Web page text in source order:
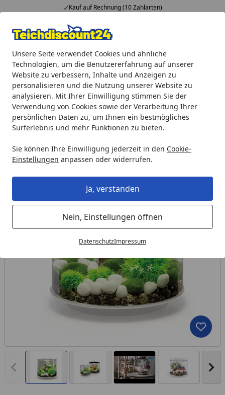
Unsere Seite verwendet Cookies und ähnliche
Technologien, um die Benutzererfahrung auf unserer
Website zu verbessern, Inhalte und Anzeigen zu
personalisieren und die Nutzung unserer Website zu
analysieren. Mit Ihrer Einwilligung stimmen Sie der
Verwendung von Cookies sowie der Verarbeitung Ihrer
persönlichen Daten zu, um Ihnen ein bestmögliches
Surferlebnis und mehr Funktionen zu bieten.
Sie können Ihre Einwilligung jederzeit in den Cookie-
Einstellungen anpassen oder widerrufen.
Ja, verstanden
Nein, Einstellungen öffnen
DatenschutzImpressum
Kauf auf Rechnung (10 Zahlarten)
Alle Produkte
Mein Konto
Suchen
Startseite
Aquaristik biOrb Aquarien biOrb Tube BiOrb Deko
BiOrb Deko Aquarium TUBE 15 mit
MCR - 15 Liter
Vorheriges Bild anzeigen